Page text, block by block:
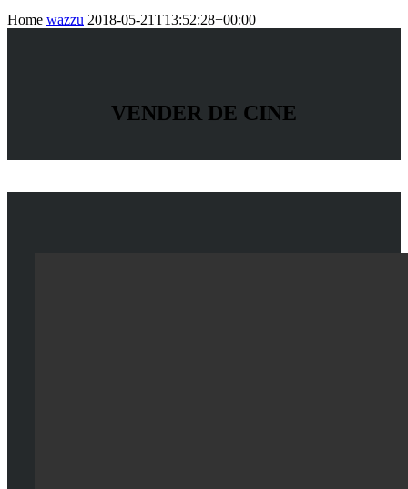
Home wazzu 2018-05-21T13:52:28+00:00
VENDER DE CINE